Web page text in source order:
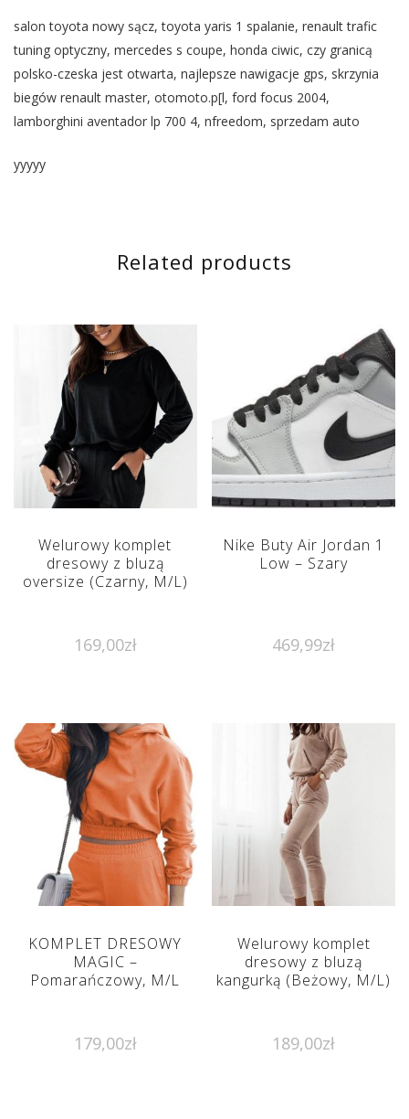
salon toyota nowy sącz, toyota yaris 1 spalanie, renault trafic
tuning optyczny, mercedes s coupe, honda ciwic, czy granicą
polsko-czeska jest otwarta, najlepsze nawigacje gps, skrzynia
biegów renault master, otomoto.p[l, ford focus 2004,
lamborghini aventador lp 700 4, nfreedom, sprzedam auto
yyyyy
Related products
Welurowy komplet
dresowy z bluzą
oversize (Czarny, M/L)
169,00zł
Nike Buty Air Jordan 1
Low – Szary
469,99zł
KOMPLET DRESOWY
MAGIC –
Pomarańczowy, M/L
179,00zł
Welurowy komplet
dresowy z bluzą
kangurką (Beżowy, M/L)
189,00zł